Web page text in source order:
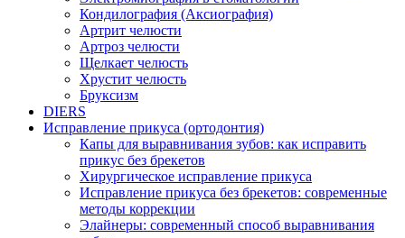
Кондилография (Аксиография)
Артрит челюсти
Артроз челюсти
Щелкает челюсть
Хрустит челюсть
Бруксизм
DIERS
Исправление прикуса (ортодонтия)
Капы для выравнивания зубов: как исправить
прикус без брекетов
Хирургическое исправление прикуса
Исправление прикуса без брекетов: современные
методы коррекции
Элайнеры: современный способ выравнивания